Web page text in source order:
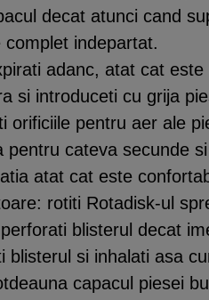
decat atunci cand
indepartat.
adanc, atat cat
si introduceti cu grija
orificiile pentru aer ale
cateva secunde
atat cat este
rotiti Rotadisk-ul
blisterul decat
blisterul si inhalati asa
capacul piesei